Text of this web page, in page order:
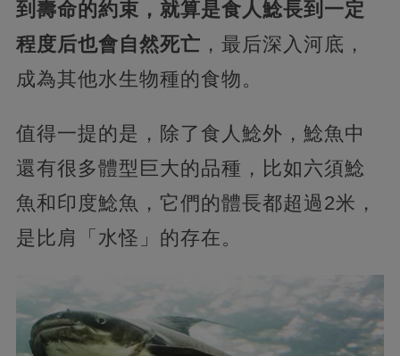
到壽命的約束，就算是食人鯰長到一定
程度后也會自然死亡 ，最后深入河底，
成為其他水生物種的食物。
值得一提的是，除了食人鯰外，鯰魚中
還有很多體型巨大的品種，比如六須鯰
魚和印度鯰魚，它們的體長都超過2米，
是比肩「水怪」的存在。